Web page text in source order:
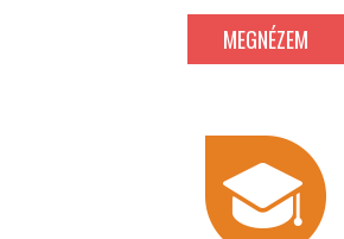
MEGNÉZEM